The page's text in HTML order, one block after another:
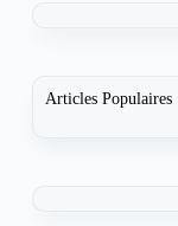
Articles Populaires